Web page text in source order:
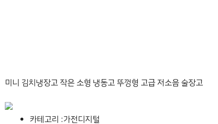
미니 김치냉장고 작은 소형 냉동고 뚜껑형 고급 저소음 술장고
카테고리 :가전디지털